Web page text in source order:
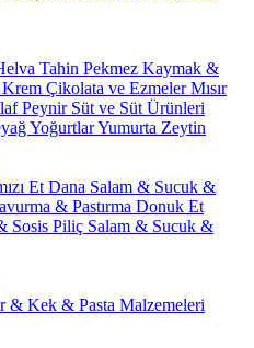
Tahin Pekmez Kaymak &
Krem Çikolata ve EzmelerMısır
Peynir Süt ve Süt Ürünleri
YoğurtlarYumurta Zeytin
Et Dana Salam & Sucuk &
& Pastırma Donuk Et
Sosis Piliç Salam & Sucuk &
& Kek & Pasta Malzemeleri